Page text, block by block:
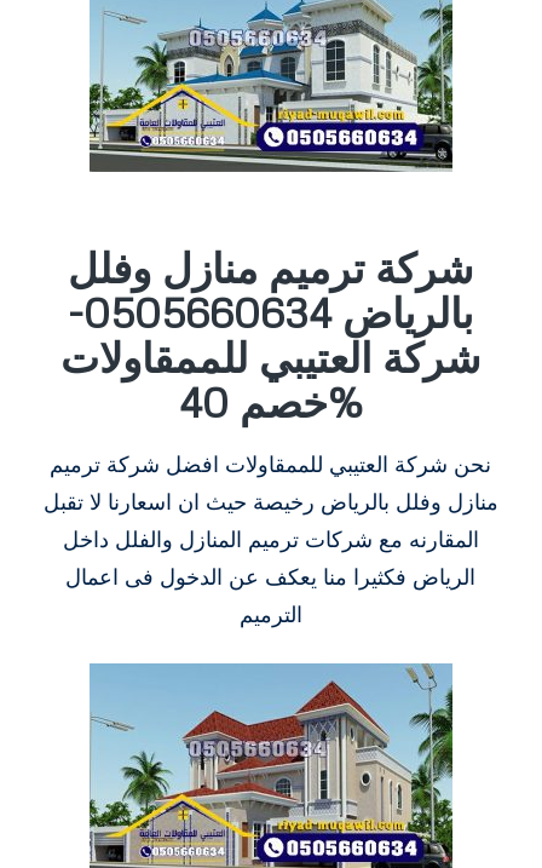
شركة ترميم منازل وفلل
بالرياض 0505660634-
شركة العتيبي للممقاولات
خصم 40%
نحن شركة العتيبي للممقاولات افضل شركة ترميم
منازل وفلل بالرياض رخيصة حيث ان اسعارنا لا تقبل
المقارنه مع شركات ترميم المنازل والفلل داخل
الرياض فكثيرا منا يعكف عن الدخول فى اعمال
الترميم